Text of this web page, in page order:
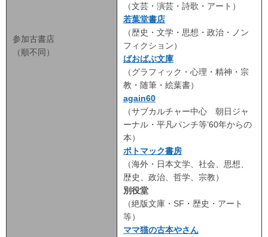
参加古書店
（順不同）
（文芸・演芸・詩歌・アート）
若葉堂書店
（歴史・文学・思想・政治・ノン
フィクション）
ばおばぶ文庫
（グラフィック・心理・精神・宗
教・随筆・絵葉書）
again60
（サブカルチャー中心 朝日ジャ
ーナル・平凡パンチ等’60年からの
本）
ポトマック書房
（海外・日本文学、社会、思想、
歴史、政治、哲学、宗教）
別役堂
（絶版文庫・SF・歴史・アート
等）
ママ猫の古本やさん